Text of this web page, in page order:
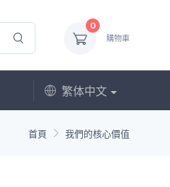
0
購物車
繁体中文
首頁 我們的核心價值